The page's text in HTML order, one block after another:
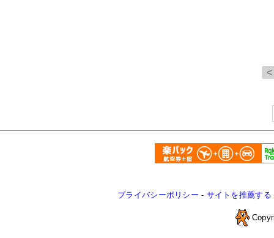
プライバシーポリシー - サイトを推薦する